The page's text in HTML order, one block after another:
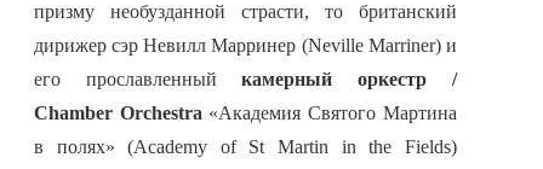
призму необузданной страсти, то британский
дирижер сэр Невилл Марринер (Neville Marriner) и
его прославленныйкамерный оркестр /
Chamber Orchestra «Академия Святого Мартина
в полях» (Academy of St Martin in the Fields)